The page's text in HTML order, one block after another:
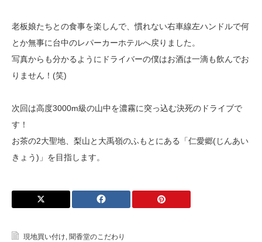
老板娘たちとの食事を楽しんで、慣れない右車線左ハンドルで何
とか無事に台中のレパーカーホテルへ戻りました。
写真からも分かるようにドライバーの僕はお酒は一滴も飲んでお
りません！(笑)
次回は高度3000m級の山中を濃霧に突っ込む決死のドライブで
す！
お茶の2大聖地、梨山と大禹嶺のふもとにある「仁愛郷(じんあい
きょう)」を目指します。
現地買い付け, 聞香堂のこだわり